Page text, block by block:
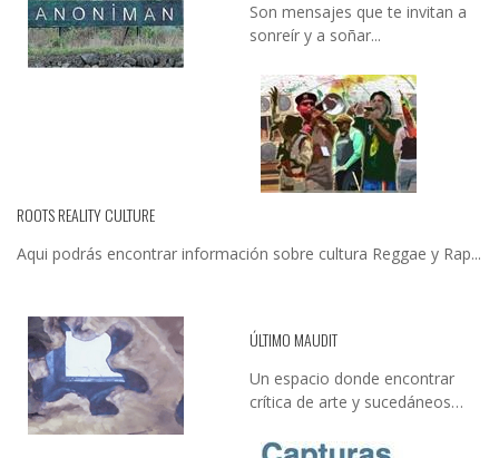
Son mensajes que te invitan a
sonreír y a soñar...
ROOTS REALITY CULTURE
Aqui podrás encontrar información sobre cultura Reggae y Rap...
ÚLTIMO MAUDIT
Un espacio donde encontrar
crítica de arte y sucedáneos…